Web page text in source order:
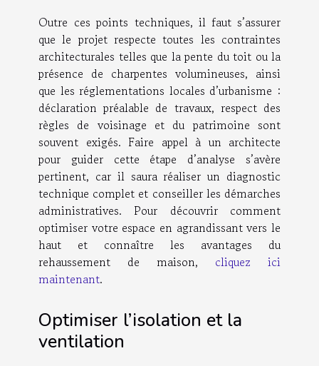
Outre ces points techniques, il faut s’assurer
que le projet respecte toutes les contraintes
architecturales telles que la pente du toit ou la
présence de charpentes volumineuses, ainsi
que les réglementations locales d’urbanisme :
déclaration préalable de travaux, respect des
règles de voisinage et du patrimoine sont
souvent exigés. Faire appel à un architecte
pour guider cette étape d’analyse s’avère
pertinent, car il saura réaliser un diagnostic
technique complet et conseiller les démarches
administratives. Pour découvrir comment
optimiser votre espace en agrandissant vers le
haut et connaître les avantages du
rehaussement de maison, cliquez ici
maintenant.
Optimiser l’isolation et la
ventilation